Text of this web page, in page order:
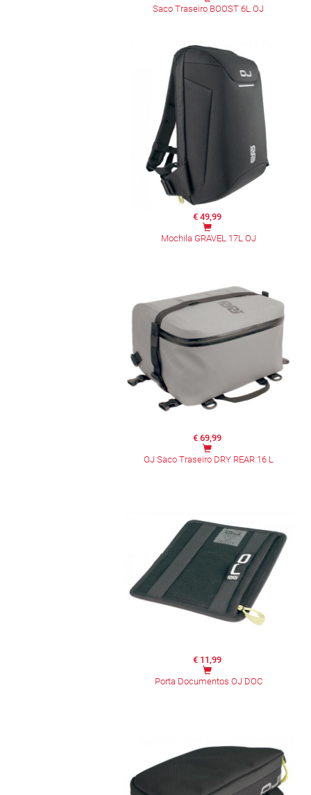
Saco Traseiro BOOST 6L OJ
€ 49,99
Mochila GRAVEL 17L OJ
€ 69,99
OJ Saco Traseiro DRY REAR 16 L
€ 11,99
Porta Documentos OJ DOC